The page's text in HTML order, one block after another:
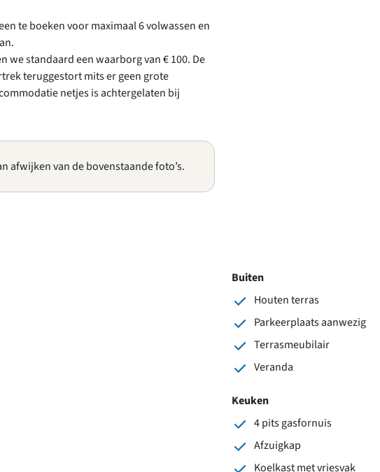
te boeken voor maximaal 6 volwassen en
we standaard een waarborg van € 100. De
teruggestort mits er geen grote
netjes is achtergelaten bij
afwijken van de bovenstaande foto’s.
Buiten
Houten terras
Parkeerplaats aanwezig
Terrasmeubilair
Veranda
Keuken
4 pits gasfornuis
Afzuigkap
Koelkast met vriesvak